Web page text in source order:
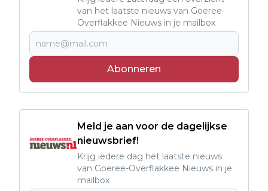
van het laatste nieuws van Goeree-
Overflakkee Nieuws in je mailbox
Abonneren
Meld je aan voor de dagelijkse
nieuwsbrief!
Krijg iedere dag het laatste nieuws
van Goeree-Overflakkee Nieuws in je
mailbox